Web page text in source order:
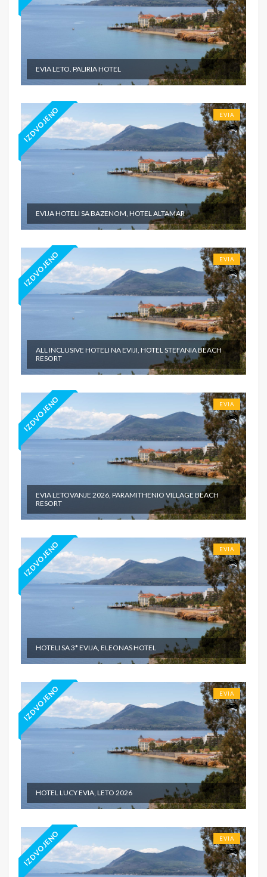
EVIA LETO. PALIRIA HOTEL
IZDVOJENO EVIA
EVIJA HOTELI SA BAZENOM, HOTEL ALTAMAR
IZDVOJENO EVIA
ALL INCLUSIVE HOTELI NA EVIJI, HOTEL STEFANIA BEACH
RESORT
IZDVOJENO EVIA
EVIA LETOVANJE 2026, PARAMITHENIO VILLAGE BEACH
RESORT
IZDVOJENO EVIA
HOTELI SA 3* EVIJA, ELEONAS HOTEL
IZDVOJENO EVIA
HOTEL LUCY EVIA, LETO 2026
IZDVOJENO EVIA